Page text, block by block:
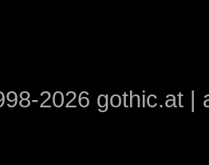
2026 gothic.at |